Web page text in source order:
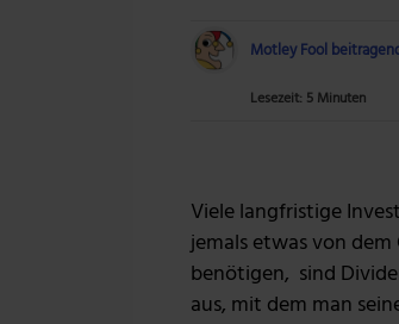
Motley Fool
Lesezeit: 5 Minuten
Viele langfristige
jemals etwas von
benötigen, sind
aus, mit dem man